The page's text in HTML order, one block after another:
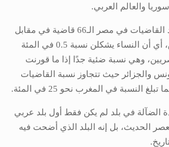
والعالم العربي.
حتى الآن، لم يتجاوز عدد القاضيات في مصر الـ66 قاضية في مقابل
ما يزيد عن 16 ألف قاضٍ، أي أن النساء يشكلن نسبة 0.5 في المئة
وهي نسبة ضئية جدًا إذا ما قورنت
والجزائر حيث تتجاوز نسبة القاضيات
الضآلة في بلد لم يكن فقط أول بلد عربي
الحديث، بل إنه البلد الذي أضحت فيه